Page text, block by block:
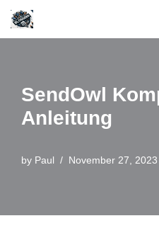
Skip
SendOwl
Anleitung
by Paul November 27, 2023